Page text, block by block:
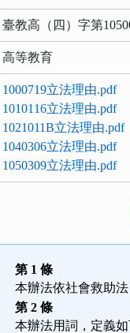
臺教高（四）字第
高等教育
1000719立法理由.pdf
1010116立法理由.pdf
1021011B立法理由.pdf
1040306立法理由.pdf
1050309立法理由.pdf
第 1 條
本辦法依社會救助
第 2 條
本辦法用詞，定義如